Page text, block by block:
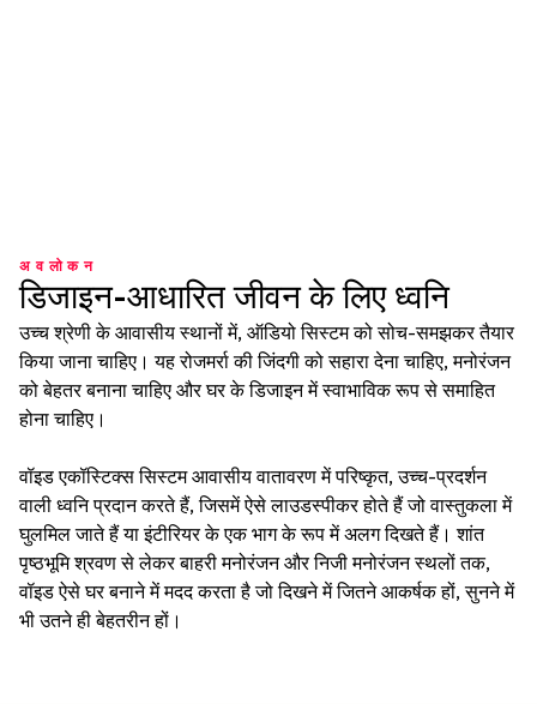
अवलोकन
डिजाइन-आधारित जीवन के लिए ध्वनि
उच्च श्रेणी के आवासीय स्थानों में, ऑडियो सिस्टम को सोच-समझकर तैयार
किया जाना चाहिए। यह रोजमर्रा की जिंदगी को सहारा देना चाहिए, मनोरंजन
को बेहतर बनाना चाहिए और घर के डिजाइन में स्वाभाविक रूप से समाहित
होना चाहिए।
वॉइड एकॉस्टिक्स सिस्टम आवासीय वातावरण में परिष्कृत, उच्च-प्रदर्शन
वाली ध्वनि प्रदान करते हैं, जिसमें ऐसे लाउडस्पीकर होते हैं जो वास्तुकला में
घुलमिल जाते हैं या इंटीरियर के एक भाग के रूप में अलग दिखते हैं। शांत
पृष्ठभूमि श्रवण से लेकर बाहरी मनोरंजन और निजी मनोरंजन स्थलों तक,
वॉइड ऐसे घर बनाने में मदद करता है जो दिखने में जितने आकर्षक हों, सुनने में
भी उतने ही बेहतरीन हों।